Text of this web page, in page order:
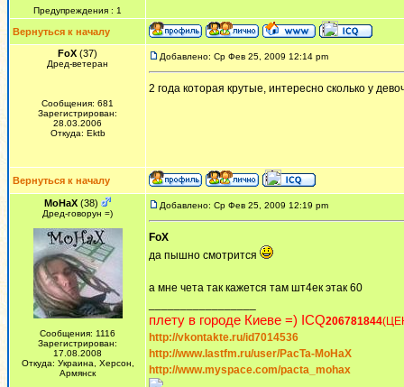
Предупреждения : 1
Вернуться к началу
FoX (37)
Дред-ветеран
Сообщения: 681
Зарегистрирован:
28.03.2006
Откуда: Ektb
Добавлено: Ср Фев 25, 2009 12:14 pm
2 года которая крутые, интересно сколько у
Вернуться к началу
MoHaX (38)
Дред-говорун =)
Сообщения: 1116
Зарегистрирован:
17.08.2008
Откуда: Украина, Херсон,
Армянск
Добавлено: Ср Фев 25, 2009 12:19 pm
FoX
да пышно смотрится
а мне чета так кажется там шт4ек этак 60
плету в городе Киеве =) ICQ206781844
http://vkontakte.ru/id7014536
http://www.lastfm.ru/user/PacTa-MoHaX
http://www.myspace.com/pacta_mohax